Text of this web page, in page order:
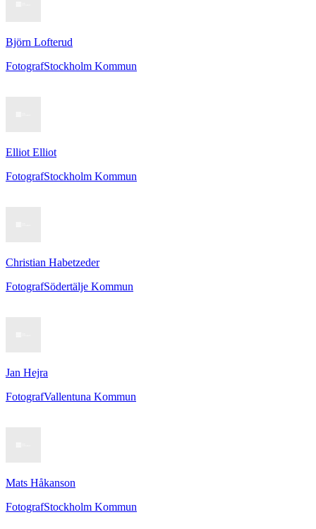
Björn Lofterud
FotografStockholm Kommun
Elliot Elliot
FotografStockholm Kommun
Christian Habetzeder
FotografSödertälje Kommun
Jan Hejra
FotografVallentuna Kommun
Mats Håkanson
FotografStockholm Kommun